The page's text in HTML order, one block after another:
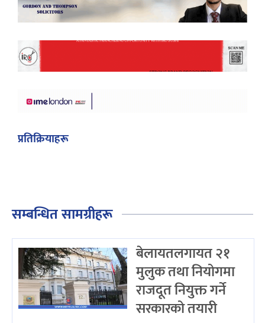
प्रतिक्रियाहरू
सम्बन्धित सामग्रीहरू
बेलायतलगायत २१
मुलुक तथा नियोगमा
राजदूत नियुक्त गर्ने
सरकारको तयारी